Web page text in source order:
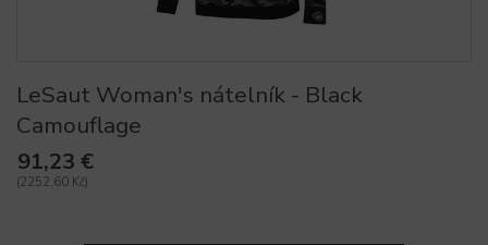
LeSaut Woman's nátelník - Black
Camouflage
91,23 €
(2252,60 Kč)